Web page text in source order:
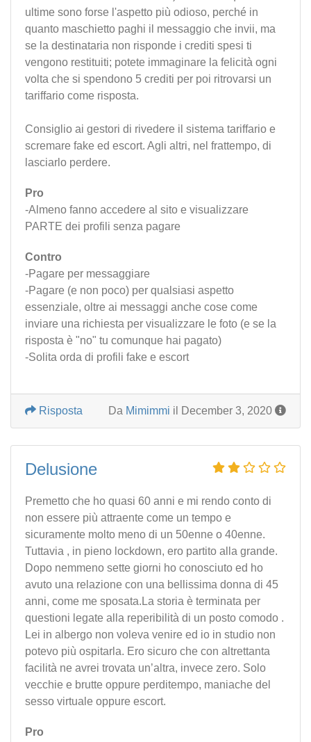
ultime sono forse l'aspetto più odioso, perché in
quanto maschietto paghi il messaggio che invii, ma
se la destinataria non risponde i crediti spesi ti
vengono restituiti; potete immaginare la felicità ogni
volta che si spendono 5 crediti per poi ritrovarsi un
tariffario come risposta.
Consiglio ai gestori di rivedere il sistema tariffario e
scremare fake ed escort. Agli altri, nel frattempo, di
lasciarlo perdere.
Pro
-Almeno fanno accedere al sito e visualizzare
PARTE dei profili senza pagare
Contro
-Pagare per messaggiare
-Pagare (e non poco) per qualsiasi aspetto
essenziale, oltre ai messaggi anche cose come
inviare una richiesta per visualizzare le foto (e se la
risposta è "no" tu comunque hai pagato)
-Solita orda di profili fake e escort
Da Mimimmi il December 3, 2020
Risposta
Delusione
Premetto che ho quasi 60 anni e mi rendo conto di
non essere più attraente come un tempo e
sicuramente molto meno di un 50enne o 40enne.
Tuttavia , in pieno lockdown, ero partito alla grande.
Dopo nemmeno sette giorni ho conosciuto ed ho
avuto una relazione con una bellissima donna di 45
anni, come me sposata.La storia è terminata per
questioni legate alla reperibilità di un posto comodo .
Lei in albergo non voleva venire ed io in studio non
potevo più ospitarla. Ero sicuro che con altrettanta
facilità ne avrei trovata un’altra, invece zero. Solo
vecchie e brutte oppure perditempo, maniache del
sesso virtuale oppure escort.
Pro